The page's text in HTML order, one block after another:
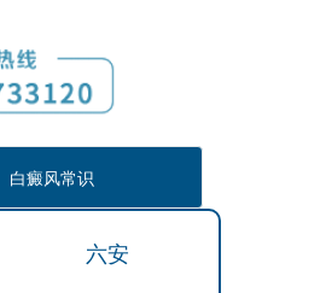
白癜风常识
六安